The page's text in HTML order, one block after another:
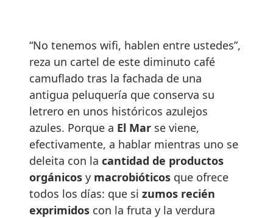
“No tenemos wifi, hablen entre ustedes”,
reza un cartel de este diminuto café
camuflado tras la fachada de una
antigua peluquería que conserva su
letrero en unos históricos azulejos
azules. Porque a El Mar se viene,
efectivamente, a hablar mientras uno se
deleita con la cantidad de productos
orgánicos y macrobióticos que ofrece
todos los días: que si zumos recién
exprimidos con la fruta y la verdura